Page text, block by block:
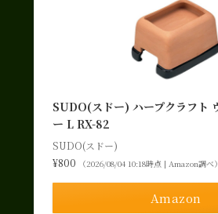
SUDO(スドー) ハープクラフト
ー L RX-82
SUDO(スドー)
¥800
（2026/08/04 10:18時点 | Amazon調べ）
Amazon